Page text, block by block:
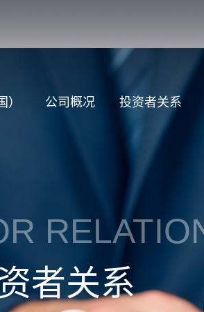
公司概况 投资者关系
者关系